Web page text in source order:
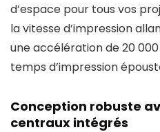
d’espace pour tous vos
la vitesse d’impression
une accélération de 20
temps d’impression
Conception robuste
centraux intégrés